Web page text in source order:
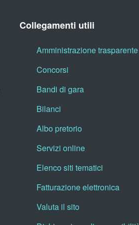
Collegamenti utili
Amministrazione trasparente
Concorsi
Bandi di gara
Bilanci
Albo pretorio
Servizi online
Elenco siti tematici
Fatturazione elettronica
Valuta il sito